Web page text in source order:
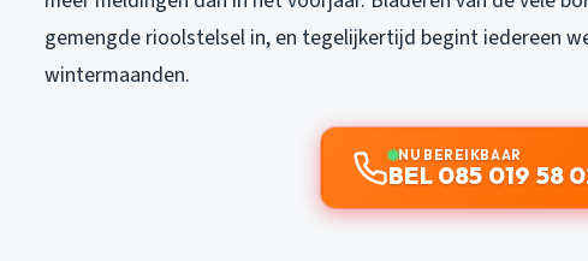
gemengde rioolstelsel in, en tegelijkertijd begint iedereen
wintermaanden.
NU BEREIKBAAR
BEL 085 019 58